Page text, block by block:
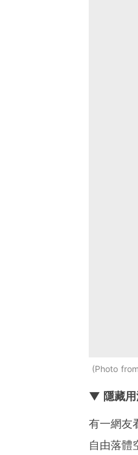
Photo
▼ 隱藏用
有一網友
自由落體